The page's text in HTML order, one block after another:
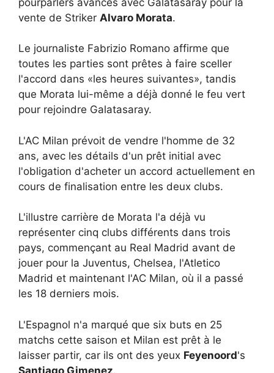
vente de Striker Alvaro Morata.
Le journaliste Fabrizio Romano affirme que
toutes les parties sont prêtes à faire sceller
l'accord dans «les heures suivantes», tandis
que Morata lui-même a déjà donné le feu vert
pour rejoindre Galatasaray.
L'AC Milan prévoit de vendre l'homme de 32
ans, avec les détails d'un prêt initial avec
l'obligation d'acheter un accord actuellement en
cours de finalisation entre les deux clubs.
L'illustre carrière de Morata l'a déjà vu
représenter cinq clubs différents dans trois
pays, commençant au Real Madrid avant de
jouer pour la Juventus, Chelsea, l'Atletico
Madrid et maintenant l'AC Milan, où il a passé
les 18 derniers mois.
L'Espagnol n'a marqué que six buts en 25
matchs cette saison et Milan est prêt à le
laisser partir, car ils ont des yeux Feyenoord's
Santiago Gimenez.